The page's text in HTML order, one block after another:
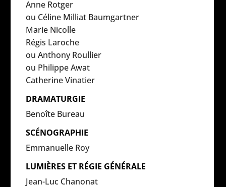
Anne Rotger
ou Céline Milliat Baumgartner
Marie Nicolle
Régis Laroche
ou Anthony Roullier
ou Philippe Awat
Catherine Vinatier
DRAMATURGIE
Benoîte Bureau
SCÉNOGRAPHIE
Emmanuelle Roy
LUMIÈRES ET RÉGIE GÉNÉRALE
Jean-Luc Chanonat